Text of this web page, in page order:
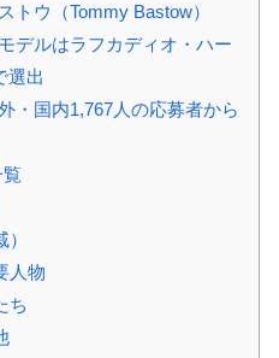
トウ（Tommy Bastow）
デルはラフカディオ・ハー
選出
・国内1,767人の応募者から
覧
人物
ち